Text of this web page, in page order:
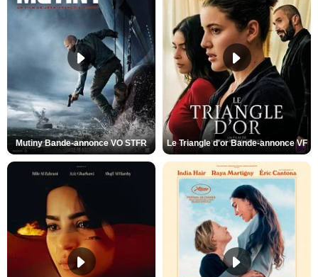
Mutiny Bande-annonce VO STFR Le Triangle d'or Bande-annonce VF